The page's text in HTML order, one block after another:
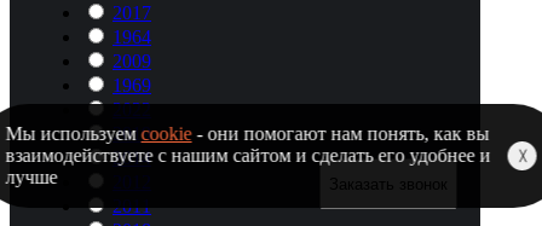
2017
1964
2009
1969
2022
2019
2014
2011
Заказать звонок
Мы используемcookie- они помогают нам понять, как вы
взаимодействуете с нашим сайтом и сделать его удобнее и
лучше
╳